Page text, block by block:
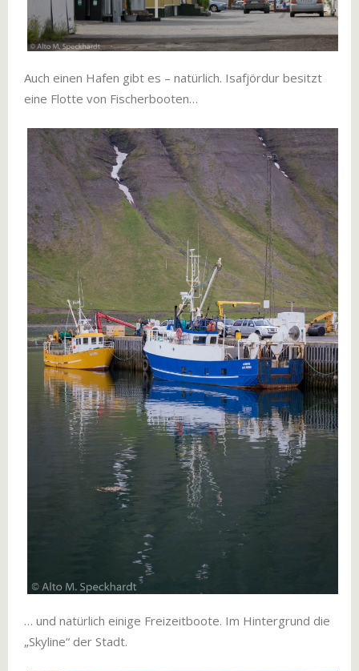
Auch einen Hafen gibt es – natürlich. Isafjördur besitzt
eine Flotte von Fischerbooten…
… und natürlich einige Freizeitboote. Im Hintergrund die
„Skyline“ der Stadt.